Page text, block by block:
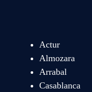
Actur
Almozara
Arrabal
Casablanca